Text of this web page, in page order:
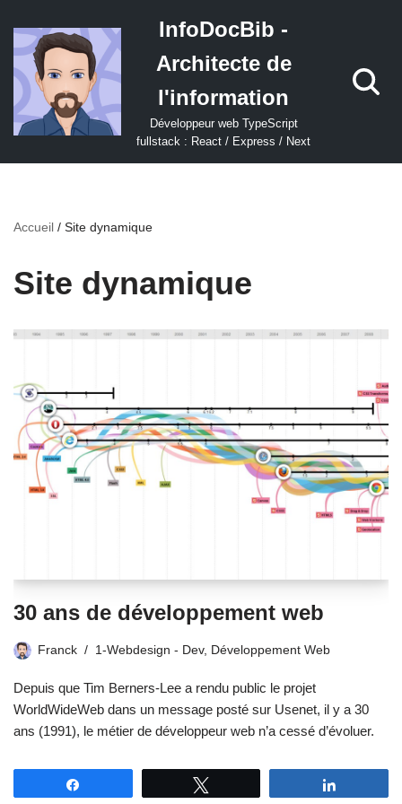
Aller
au
contenu
InfoDocBib -
Architecte de
l'information
Développeur web TypeScript
fullstack : React / Express / Next
Accueil / Site dynamique
Site dynamique
30 ans de développement web
Franck 1-Webdesign - Dev, Développement Web
Depuis que Tim Berners-Lee a rendu public le projet
WorldWideWeb dans un message posté sur Usenet, il y a 30
ans (1991), le métier de développeur web n’a cessé d’évoluer.